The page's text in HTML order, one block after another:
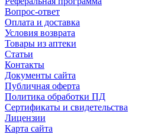
Вопрос-ответ
Оплата и доставка
Условия возврата
Товары из аптеки
Статьи
Контакты
Документы сайта
Публичная оферта
Политика обработки ПД
Сертификаты и свидетельства
Лицензии
Карта сайта